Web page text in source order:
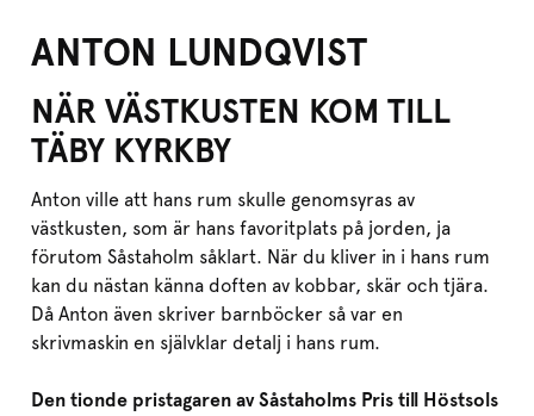
ANTON LUNDQVIST
NÄR VÄSTKUSTEN KOM TILL
TÄBY KYRKBY
Anton ville att hans rum skulle genomsyras av
västkusten, som är hans favoritplats på jorden, ja
förutom Såstaholm såklart. När du kliver in i hans rum
kan du nästan känna doften av kobbar, skär och tjära.
Då Anton även skriver barnböcker så var en
skrivmaskin en självklar detalj i hans rum.
Den tionde pristagaren av Såstaholms Pris till Höstsols